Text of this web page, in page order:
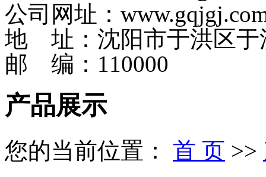
公司网址：
地 址：沈阳市于洪区于
邮 编：110000
产品展示
您的当前位置： 首 页 >>